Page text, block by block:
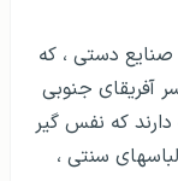
دستی ، که
آفریقای جنوبی
که نفس گیر
سنتی ،